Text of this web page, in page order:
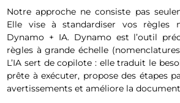
Notre approche ne consiste pas
Elle vise à standardiser vos règles
Dynamo + IA. Dynamo est l’outil
règles à grande échelle
L’IA sert de copilote : elle traduit le
prête à exécuter, propose des étapes
avertissements et améliore la